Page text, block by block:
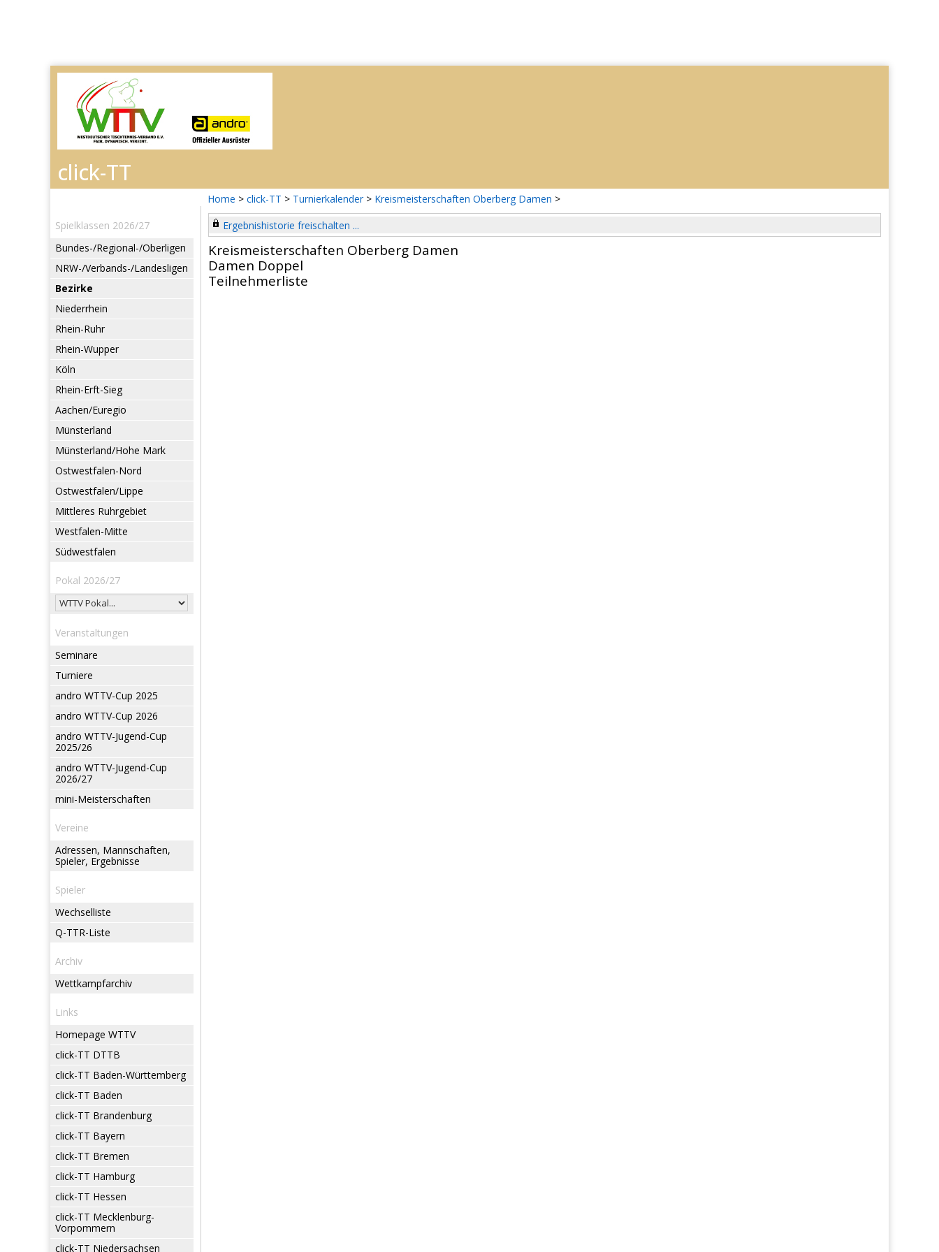
Home > click-TT > Turnierkalender > Kreismeisterschaften Oberberg Damen >
Spielklassen 2026/27
Bundes-/Regional-/Oberligen
NRW-/Verbands-/Landesligen
Bezirke
Niederrhein
Rhein-Ruhr
Rhein-Wupper
Köln
Rhein-Erft-Sieg
Aachen/Euregio
Münsterland
Münsterland/Hohe Mark
Ostwestfalen-Nord
Ostwestfalen/Lippe
Mittleres Ruhrgebiet
Westfalen-Mitte
Südwestfalen
Pokal 2026/27
Veranstaltungen
Seminare
Turniere
andro WTTV-Cup 2025
andro WTTV-Cup 2026
andro WTTV-Jugend-Cup
2025/26
andro WTTV-Jugend-Cup
2026/27
mini-Meisterschaften
Vereine
Adressen, Mannschaften,
Spieler, Ergebnisse
Spieler
Wechselliste
Q-TTR-Liste
Archiv
Wettkampfarchiv
Links
Homepage WTTV
click-TT DTTB
click-TT Baden-Württemberg
click-TT Baden
click-TT Brandenburg
click-TT Bayern
click-TT Bremen
click-TT Hamburg
click-TT Hessen
click-TT Mecklenburg-
Vorpommern
click-TT Niedersachsen
Ergebnishistorie freischalten ...
Kreismeisterschaften Oberberg Damen
Damen Doppel
Teilnehmerliste